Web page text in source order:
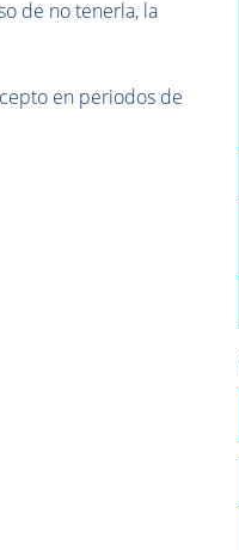
de no tenerla, la
en periodos de